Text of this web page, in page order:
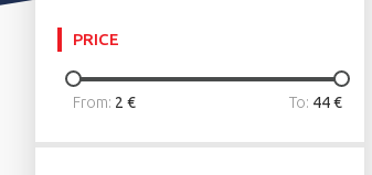
PRICE
From: 2 € To: 44 €